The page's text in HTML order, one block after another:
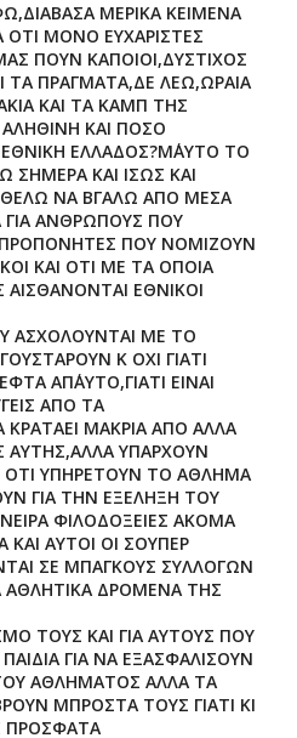
ΜΕΡΙΚΑ ΚΕΙΜΕΝΑ
ΟΤΙ ΜΟΝΟ ΕΥΧΑΡΙΣΤΕΣ
ΠΟΥΝ ΚΑΠΟΙΟΙ,ΔΥΣΤΙΧΟΣ
ΤΑ ΠΡΑΓΜΑΤΑ,ΔΕ ΛΕΩ,ΩΡΑΙΑ
ΚΑΙ ΤΑ ΚΑΜΠ ΤΗΣ
ΚΑΙ ΠΟΣΟ
ΕΘΝΙΚΗ ΕΛΛΑΔΟΣ?Μ΄ΑΥΤΟ ΤΟ
ΣΗΜΕΡΑ ΚΑΙ ΙΣΩΣ ΚΑΙ
ΝΑ ΒΓΑΛΩ ΑΠΟ ΜΕΣΑ
ΓΙΑ ΑΝΘΡΩΠΟΥΣ ΠΟΥ
ΠΟΥ ΝΟΜΙΖΟΥΝ
ΚΑΙ ΟΤΙ ΜΕ ΤΑ ΟΠΟΙΑ
ΕΘΝΙΚΟΙ
ΑΣΧΟΛΟΥΝΤΑΙ ΜΕ ΤΟ
Κ ΟΧΙ ΓΙΑΤΙ
ΑΠ΄ΑΥΤΟ,ΓΙΑΤΙ ΕΙΝΑΙ
ΑΠΟ ΤΑ
ΚΡΑΤΑΕΙ ΜΑΚΡΙΑ ΑΠΟ ΑΛΛΑ
ΑΥΤΗΣ,ΑΛΛΑ ΥΠΑΡΧΟΥΝ
ΥΠΗΡΕΤΟΥΝ ΤΟ ΑΘΛΗΜΑ
ΓΙΑ ΤΗΝ ΕΞΕΛΗΞΗ ΤΟΥ
ΦΙΛΟΔΟΞΕΙΕΣ ΑΚΟΜΑ
ΑΥΤΟΙ ΟΙ ΣΟΥΠΕΡ
ΣΕ ΜΠΑΓΚΟΥΣ ΣΥΛΛΟΓΩΝ
ΔΡΟΜΕΝΑ ΤΗΣ
ΤΟΥΣ ΚΑΙ ΓΙΑ ΑΥΤΟΥΣ ΠΟΥ
ΓΙΑ ΝΑ ΕΞΑΣΦΑΛΙΣΟΥΝ
ΑΘΛΗΜΑΤΟΣ ΑΛΛΑ ΤΑ
ΜΠΡΟΣΤΑ ΤΟΥΣ ΓΙΑΤΙ ΚΙ
ΠΡΟΣΦΑΤΑ